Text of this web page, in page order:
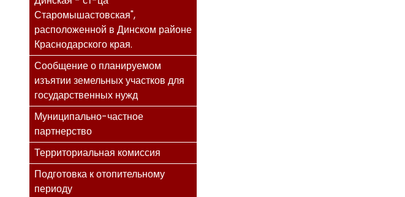
Старомышастовская",
расположенной в Динском районе
Краснодарского края.
Сообщение о планируемом
изъятии земельных участков для
государственных нужд
Муниципально-частное
партнерство
Территориальная комиссия
Подготовка к отопительному
периоду